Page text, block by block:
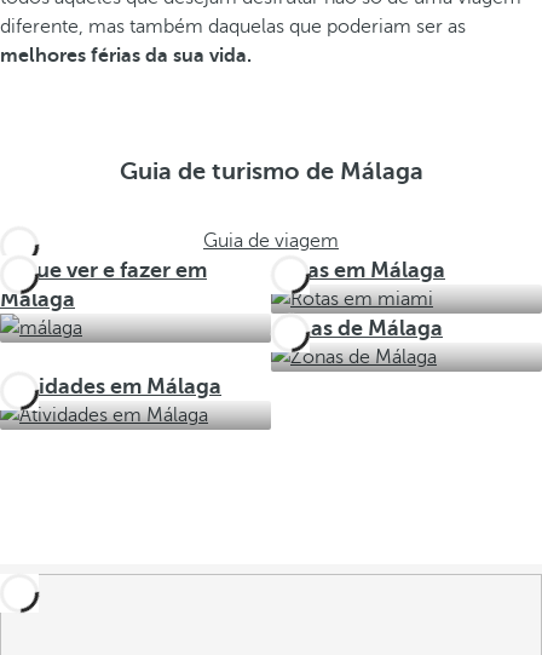
diferente, mas também daquelas que poderiam ser as
melhores férias da sua vida.
Guia de turismo de Málaga
Guia de viagem
O que ver e fazer em
Málaga
Rotas em Málaga
Zonas de Málaga
Atividades em Málaga